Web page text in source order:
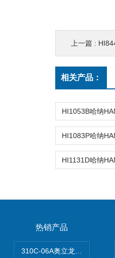
上一篇 :
相关产品：
热销产品
310C-06A奥立龙实验室台式